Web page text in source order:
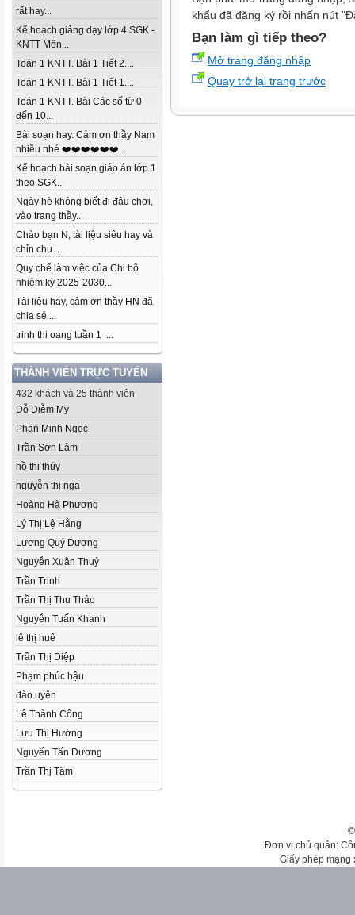
rất hay...
Kế hoạch giảng dạy lớp 4 SGK -
KNTT Môn...
Toán 1 KNTT. Bài 1 Tiết 2....
Toán 1 KNTT. Bài 1 Tiết 1....
Toán 1 KNTT. Bài Các số từ 0
đến 10...
Bài soạn hay. Cảm ơn thầy Nam
nhiều nhé ❤️❤️❤️❤️❤️❤️...
Kế hoạch bài soạn giáo án lớp 1
theo SGK...
Ngày hè không biết đi đâu chơi,
vào trang thầy...
Chào bạn N, tài liệu siêu hay và
chỉn chu...
Quy chế làm việc của Chi bộ
nhiệm kỳ 2025-2030...
Tài liệu hay, cảm ơn thầy HN đã
chia sẻ....
trinh thi oang tuần 1 ...
THÀNH VIÊN TRỰC TUYẾN
432 khách và 25 thành viên
Đỗ Diễm My
Phan Minh Ngọc
Trần Sơn Lâm
hồ thị thúy
nguyễn thị nga
Hoàng Hà Phương
Lý Thị Lệ Hằng
Lương Quý Dương
Nguyễn Xuân Thuỷ
Trần Trinh
Trần Thị Thu Thảo
Nguyễn Tuấn Khanh
lê thị huê
Trần Thị Diệp
Phạm phúc hậu
đào uyên
Lê Thành Công
Lưu Thị Hường
Nguyển Tấn Dương
Trần Thị Tâm
khẩu đã đăng ký rồi nhấn nút
Bạn làm gì tiếp theo?
Mở trang đăng nhập
Quay trở lại trang trước
Đơn vị chủ quản:
Giấy phép mạng